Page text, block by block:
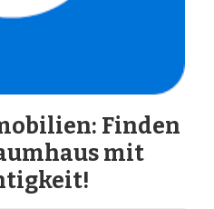
Finden
mit